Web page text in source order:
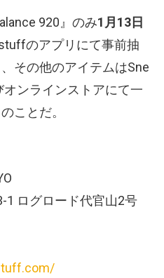
920』のみ1月13日
のアプリにて事前抽
その他のアイテムはSne
ンラインストアにて一
ことだ。
1 ログロード代官山2号